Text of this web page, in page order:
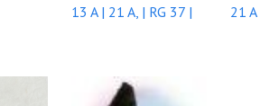
13 A | 21 A, | RG 37 | 21 A